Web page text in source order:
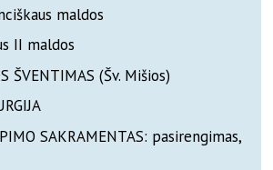
maldos
II maldos
ŠVENTIMAS (Šv. Mišios)
SAKRAMENTAS: pasirengimas,